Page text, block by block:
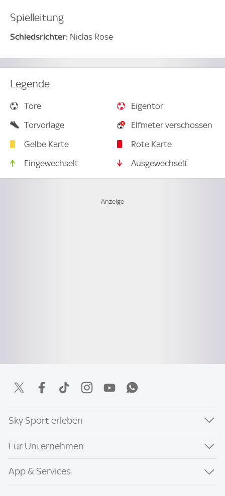
Spielleitung
Schiedsrichter: Niclas Rose
Legende
Tore
Eigentor
Torvorlage
Elfmeter verschossen
Gelbe Karte
Rote Karte
Eingewechselt
Ausgewechselt
Sky Sport erleben
Für Unternehmen
App & Services